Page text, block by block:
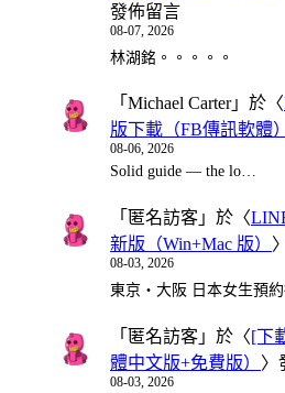
發佈留言
08-07, 2026
林湖銘。。。。。
「 Michael Carter」於〈
版下載（FB傳訊軟體）
08-06, 2026
Solid guide — the lo…
「 匿名訪客 」於〈
新版（Win+Mac 版）
08-03, 2026
東京・大阪 日本女生預
「 匿名訪客 」於〈[下
體中文版+免費版） 〉
08-03, 2026